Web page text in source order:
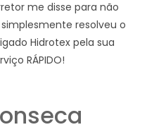
me disse para não
resolveu o
Hidrotex pela sua
RÁPIDO!